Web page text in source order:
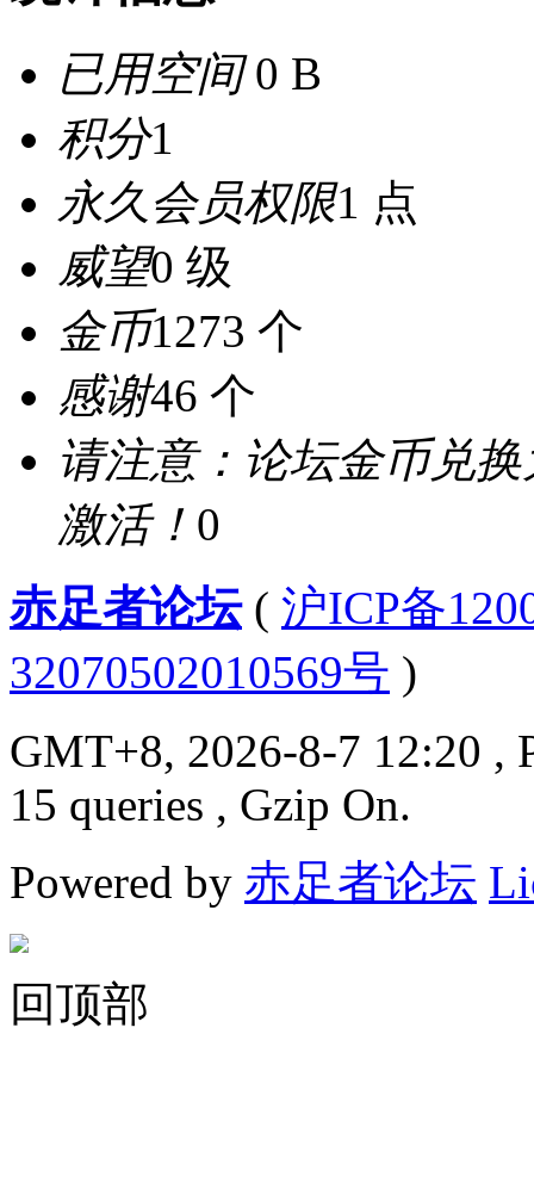
已用空间0 B
积分1
永久会员权限1 点
威望0 级
金币1273 个
感谢46 个
请注意：论坛金币兑
激活！ 0
赤足者论坛( 沪ICP备
32070502010569号 )
GMT+8, 2026-8-7 12:20 ,
15 queries , Gzip On.
Powered by 赤足者论坛
回顶部